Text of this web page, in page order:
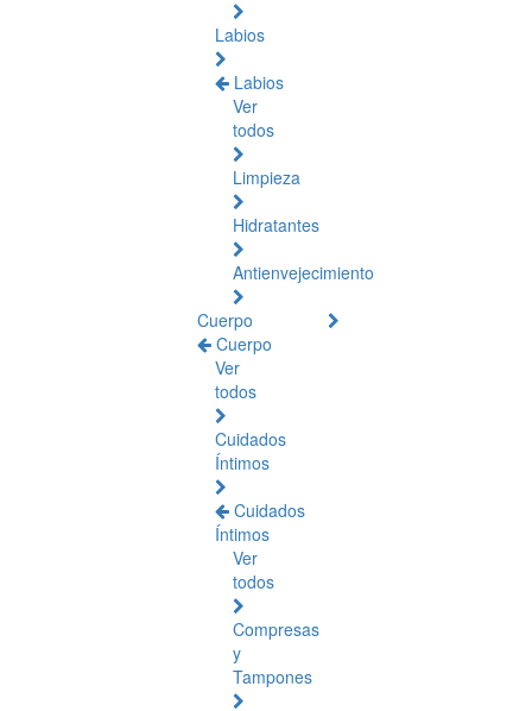
Labios
Labios
Ver
todos
Limpieza
Hidratantes
Antienvejecimiento
Cuerpo
Cuerpo
Ver
todos
Cuidados
Íntimos
Cuidados
Íntimos
Ver
todos
Compresas
y
Tampones